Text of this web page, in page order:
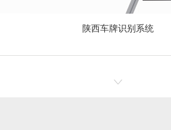
陕西车牌识别系统